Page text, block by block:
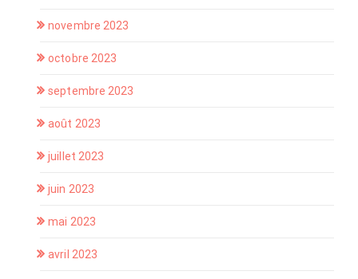
novembre 2023
octobre 2023
septembre 2023
août 2023
juillet 2023
juin 2023
mai 2023
avril 2023